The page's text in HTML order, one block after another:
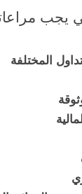
يجب
المختلفة